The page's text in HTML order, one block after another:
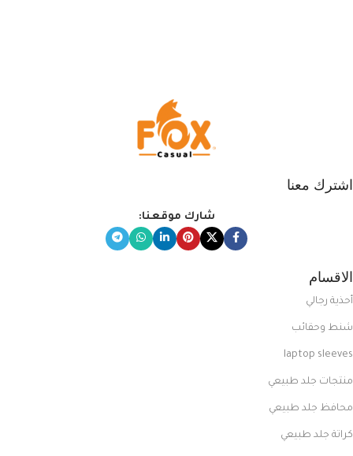
اشترك معنا
شارك موقعنا:
الاقسام
أحذية رجالي
شنط وحقائب
laptop sleeves
منتجات جلد طبيعي
محافظ جلد طبيعي
كراتة جلد طبيعي